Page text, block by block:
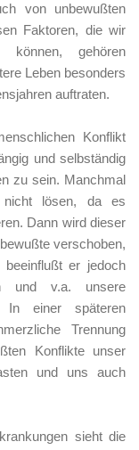
von unbewußten
Faktoren, die wir
können, gehören
Leben besonders
auftraten.
Konflikt
und selbständig
zu sein. Manchmal
nicht lösen, da es
Dann wird dieser
verschoben,
er jedoch
und v.a. unsere
In einer späteren
Trennung
Konflikte unser
und uns auch
sieht die